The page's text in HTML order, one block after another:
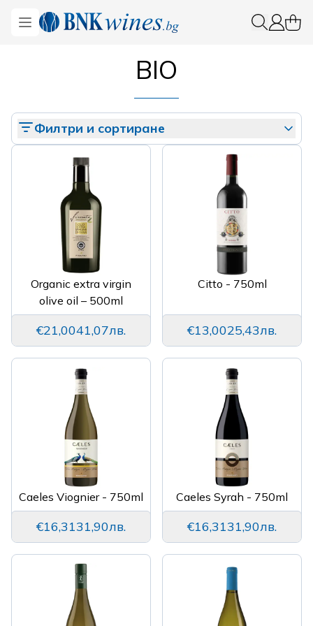
Open menu
BNKWines.bg
0
BIO
Филтри и сортиране
Organic extra virgin
olive oil – 500ml
€21,0041,07лв.
Citto - 750ml
€13,0025,43лв.
Caeles Viognier - 750ml
€16,3131,90лв.
Caeles Syrah - 750ml
€16,3131,90лв.